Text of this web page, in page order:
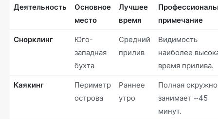
Деятельность
Основное
место
Лучшее
время
примечание
Снорклинг
Юго-
западная
бухта
Средний
прилив
Видимость
наиболее
время прилива.
Каякинг
Периметр
острова
Раннее
утро
Полная
занимает ~45
минут.